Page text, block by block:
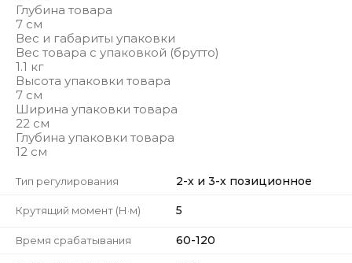
Глубина товара
7 см
Вес и габариты упаковки
Вес товара с упаковкой (брутто)
1.1 кг
Высота упаковки товара
7 см
Ширина упаковки товара
22 см
Глубина упаковки товара
12 см
Тип регулирования 2-х и 3-х позиционное
Крутящий момент (Н·м) 5
Время срабатывания 60-120